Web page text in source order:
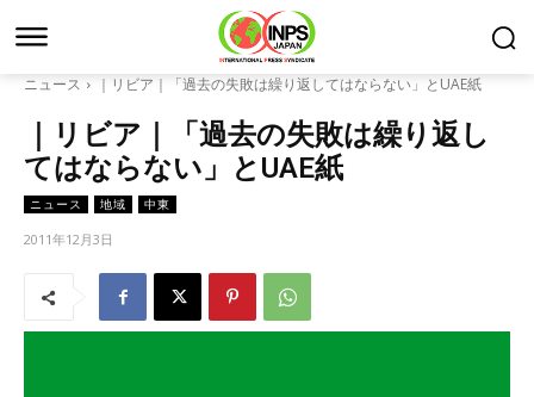
ニュース ｜リビア｜「過去の失敗は繰り返してはならない」とUAE紙
｜リビア｜「過去の失敗は繰り返し
てはならない」とUAE紙
ニュース 地域 中東
2011年12月3日